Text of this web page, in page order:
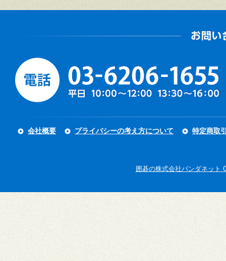
会社概要 プライバシーの考え方について 特定商取
囲碁の株式会社パンダネット